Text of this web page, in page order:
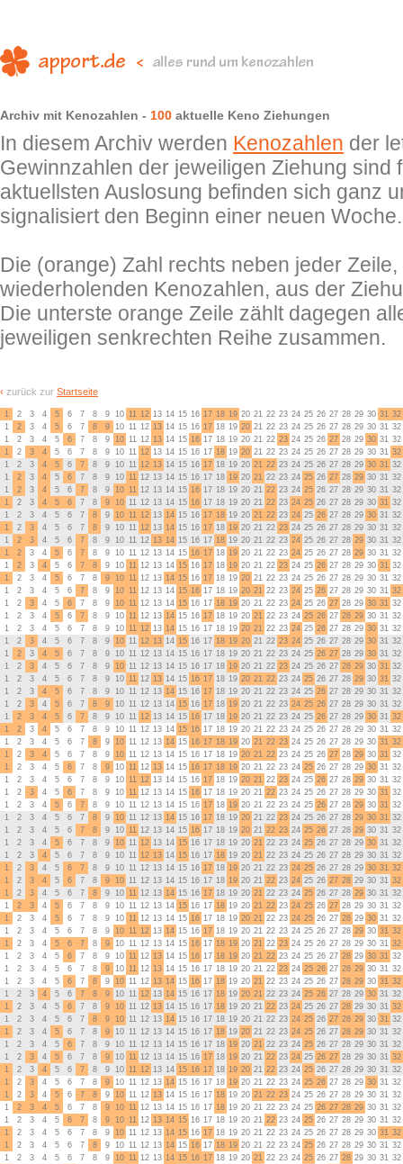
Archiv mit Kenozahlen - 100 aktuelle Keno Ziehungen
In diesem Archiv werden Kenozahlen der
Gewinnzahlen der jeweiligen Ziehung sind
aktuellsten Auslosung befinden sich ganz
signalisiert den Beginn einer neuen Woche.
Die (orange) Zahl rechts neben jeder
wiederholenden Kenozahlen, aus der
Die unterste orange Zeile zählt dagegen
jeweiligen senkrechten Reihe zusammen.
‹ zurück zur Startseite
1 2 3 4 5 6 7 8 9 10 11 12 13 14 15 16 17 18 19 20 21 22 23 24 25 26 27 28 29 30 31 32
1
2 3 4 5 6 7 8 9 10 11 12 13 14 15 16 17 18 19 20 21 22 23 24 25 26 27 28 29 30 31 32
1
2 3 4 5 6 7 8 9 10 11 12 13 14 15 16 17 18 19 20 21 22 23 24 25 26 27 28 29 30 31 32
1
2 3 4 5 6 7 8 9 10 11 12 13 14 15 16 17 18 19 20 21 22 23 24 25 26 27 28 29 30 31 32
1
2 3 4 5 6 7 8 9 10 11 12 13 14 15 16 17 18 19 20 21 22 23 24 25 26 27 28 29 30 31 32
1
2 3 4 5 6 7 8 9 10 11 12 13 14 15 16 17 18 19 20 21 22 23 24 25 26 27 28 29 30 31 32
1
2 3 4 5 6 7 8 9 10 11 12 13 14 15 16 17 18 19 20 21 22 23 24 25 26 27 28 29 30 31 32
1
2 3 4 5 6 7 8 9 10 11 12 13 14 15 16 17 18 19 20 21 22 23 24 25 26 27 28 29 30 31 32
1
2 3 4 5 6 7 8 9 10 11 12 13 14 15 16 17 18 19 20 21 22 23 24 25 26 27 28 29 30 31 32
1
2 3 4 5 6 7 8 9 10 11 12 13 14 15 16 17 18 19 20 21 22 23 24 25 26 27 28 29 30 31 32
1
2 3 4 5 6 7 8 9 10 11 12 13 14 15 16 17 18 19 20 21 22 23 24 25 26 27 28 29 30 31 32
1
2 3 4 5 6 7 8 9 10 11 12 13 14 15 16 17 18 19 20 21 22 23 24 25 26 27 28 29 30 31 32
1
2 3 4 5 6 7 8 9 10 11 12 13 14 15 16 17 18 19 20 21 22 23 24 25 26 27 28 29 30 31 32
1
2 3 4 5 6 7 8 9 10 11 12 13 14 15 16 17 18 19 20 21 22 23 24 25 26 27 28 29 30 31 32
1
2 3 4 5 6 7 8 9 10 11 12 13 14 15 16 17 18 19 20 21 22 23 24 25 26 27 28 29 30 31 32
1
2 3 4 5 6 7 8 9 10 11 12 13 14 15 16 17 18 19 20 21 22 23 24 25 26 27 28 29 30 31 32
1
2 3 4 5 6 7 8 9 10 11 12 13 14 15 16 17 18 19 20 21 22 23 24 25 26 27 28 29 30 31 32
1
2 3 4 5 6 7 8 9 10 11 12 13 14 15 16 17 18 19 20 21 22 23 24 25 26 27 28 29 30 31 32
1
2 3 4 5 6 7 8 9 10 11 12 13 14 15 16 17 18 19 20 21 22 23 24 25 26 27 28 29 30 31 32
1
2 3 4 5 6 7 8 9 10 11 12 13 14 15 16 17 18 19 20 21 22 23 24 25 26 27 28 29 30 31 32
1
2 3 4 5 6 7 8 9 10 11 12 13 14 15 16 17 18 19 20 21 22 23 24 25 26 27 28 29 30 31 32
1
2 3 4 5 6 7 8 9 10 11 12 13 14 15 16 17 18 19 20 21 22 23 24 25 26 27 28 29 30 31 32
1
2 3 4 5 6 7 8 9 10 11 12 13 14 15 16 17 18 19 20 21 22 23 24 25 26 27 28 29 30 31 32
1
2 3 4 5 6 7 8 9 10 11 12 13 14 15 16 17 18 19 20 21 22 23 24 25 26 27 28 29 30 31 32
1
2 3 4 5 6 7 8 9 10 11 12 13 14 15 16 17 18 19 20 21 22 23 24 25 26 27 28 29 30 31 32
1
2 3 4 5 6 7 8 9 10 11 12 13 14 15 16 17 18 19 20 21 22 23 24 25 26 27 28 29 30 31 32
1
2 3 4 5 6 7 8 9 10 11 12 13 14 15 16 17 18 19 20 21 22 23 24 25 26 27 28 29 30 31 32
1
2 3 4 5 6 7 8 9 10 11 12 13 14 15 16 17 18 19 20 21 22 23 24 25 26 27 28 29 30 31 32
1
2 3 4 5 6 7 8 9 10 11 12 13 14 15 16 17 18 19 20 21 22 23 24 25 26 27 28 29 30 31 32
1
2 3 4 5 6 7 8 9 10 11 12 13 14 15 16 17 18 19 20 21 22 23 24 25 26 27 28 29 30 31 32
1
2 3 4 5 6 7 8 9 10 11 12 13 14 15 16 17 18 19 20 21 22 23 24 25 26 27 28 29 30 31 32
1
2 3 4 5 6 7 8 9 10 11 12 13 14 15 16 17 18 19 20 21 22 23 24 25 26 27 28 29 30 31 32
1
2 3 4 5 6 7 8 9 10 11 12 13 14 15 16 17 18 19 20 21 22 23 24 25 26 27 28 29 30 31 32
1
2 3 4 5 6 7 8 9 10 11 12 13 14 15 16 17 18 19 20 21 22 23 24 25 26 27 28 29 30 31 32
1
2 3 4 5 6 7 8 9 10 11 12 13 14 15 16 17 18 19 20 21 22 23 24 25 26 27 28 29 30 31 32
1
2 3 4 5 6 7 8 9 10 11 12 13 14 15 16 17 18 19 20 21 22 23 24 25 26 27 28 29 30 31 32
1
2 3 4 5 6 7 8 9 10 11 12 13 14 15 16 17 18 19 20 21 22 23 24 25 26 27 28 29 30 31 32
1
2 3 4 5 6 7 8 9 10 11 12 13 14 15 16 17 18 19 20 21 22 23 24 25 26 27 28 29 30 31 32
1
2 3 4 5 6 7 8 9 10 11 12 13 14 15 16 17 18 19 20 21 22 23 24 25 26 27 28 29 30 31 32
1
2 3 4 5 6 7 8 9 10 11 12 13 14 15 16 17 18 19 20 21 22 23 24 25 26 27 28 29 30 31 32
1
2 3 4 5 6 7 8 9 10 11 12 13 14 15 16 17 18 19 20 21 22 23 24 25 26 27 28 29 30 31 32
1
2 3 4 5 6 7 8 9 10 11 12 13 14 15 16 17 18 19 20 21 22 23 24 25 26 27 28 29 30 31 32
1
2 3 4 5 6 7 8 9 10 11 12 13 14 15 16 17 18 19 20 21 22 23 24 25 26 27 28 29 30 31 32
1
2 3 4 5 6 7 8 9 10 11 12 13 14 15 16 17 18 19 20 21 22 23 24 25 26 27 28 29 30 31 32
1
2 3 4 5 6 7 8 9 10 11 12 13 14 15 16 17 18 19 20 21 22 23 24 25 26 27 28 29 30 31 32
1
2 3 4 5 6 7 8 9 10 11 12 13 14 15 16 17 18 19 20 21 22 23 24 25 26 27 28 29 30 31 32
1
2 3 4 5 6 7 8 9 10 11 12 13 14 15 16 17 18 19 20 21 22 23 24 25 26 27 28 29 30 31 32
1
2 3 4 5 6 7 8 9 10 11 12 13 14 15 16 17 18 19 20 21 22 23 24 25 26 27 28 29 30 31 32
1
2 3 4 5 6 7 8 9 10 11 12 13 14 15 16 17 18 19 20 21 22 23 24 25 26 27 28 29 30 31 32
1
2 3 4 5 6 7 8 9 10 11 12 13 14 15 16 17 18 19 20 21 22 23 24 25 26 27 28 29 30 31 32
1
2 3 4 5 6 7 8 9 10 11 12 13 14 15 16 17 18 19 20 21 22 23 24 25 26 27 28 29 30 31 32
1
2 3 4 5 6 7 8 9 10 11 12 13 14 15 16 17 18 19 20 21 22 23 24 25 26 27 28 29 30 31 32
1
2 3 4 5 6 7 8 9 10 11 12 13 14 15 16 17 18 19 20 21 22 23 24 25 26 27 28 29 30 31 32
1
2 3 4 5 6 7 8 9 10 11 12 13 14 15 16 17 18 19 20 21 22 23 24 25 26 27 28 29 30 31 32
1
2 3 4 5 6 7 8 9 10 11 12 13 14 15 16 17 18 19 20 21 22 23 24 25 26 27 28 29 30 31 32
1
2 3 4 5 6 7 8 9 10 11 12 13 14 15 16 17 18 19 20 21 22 23 24 25 26 27 28 29 30 31 32
1
2 3 4 5 6 7 8 9 10 11 12 13 14 15 16 17 18 19 20 21 22 23 24 25 26 27 28 29 30 31 32
1
2 3 4 5 6 7 8 9 10 11 12 13 14 15 16 17 18 19 20 21 22 23 24 25 26 27 28 29 30 31 32
1
2 3 4 5 6 7 8 9 10 11 12 13 14 15 16 17 18 19 20 21 22 23 24 25 26 27 28 29 30 31 32
1
2 3 4 5 6 7 8 9 10 11 12 13 14 15 16 17 18 19 20 21 22 23 24 25 26 27 28 29 30 31 32